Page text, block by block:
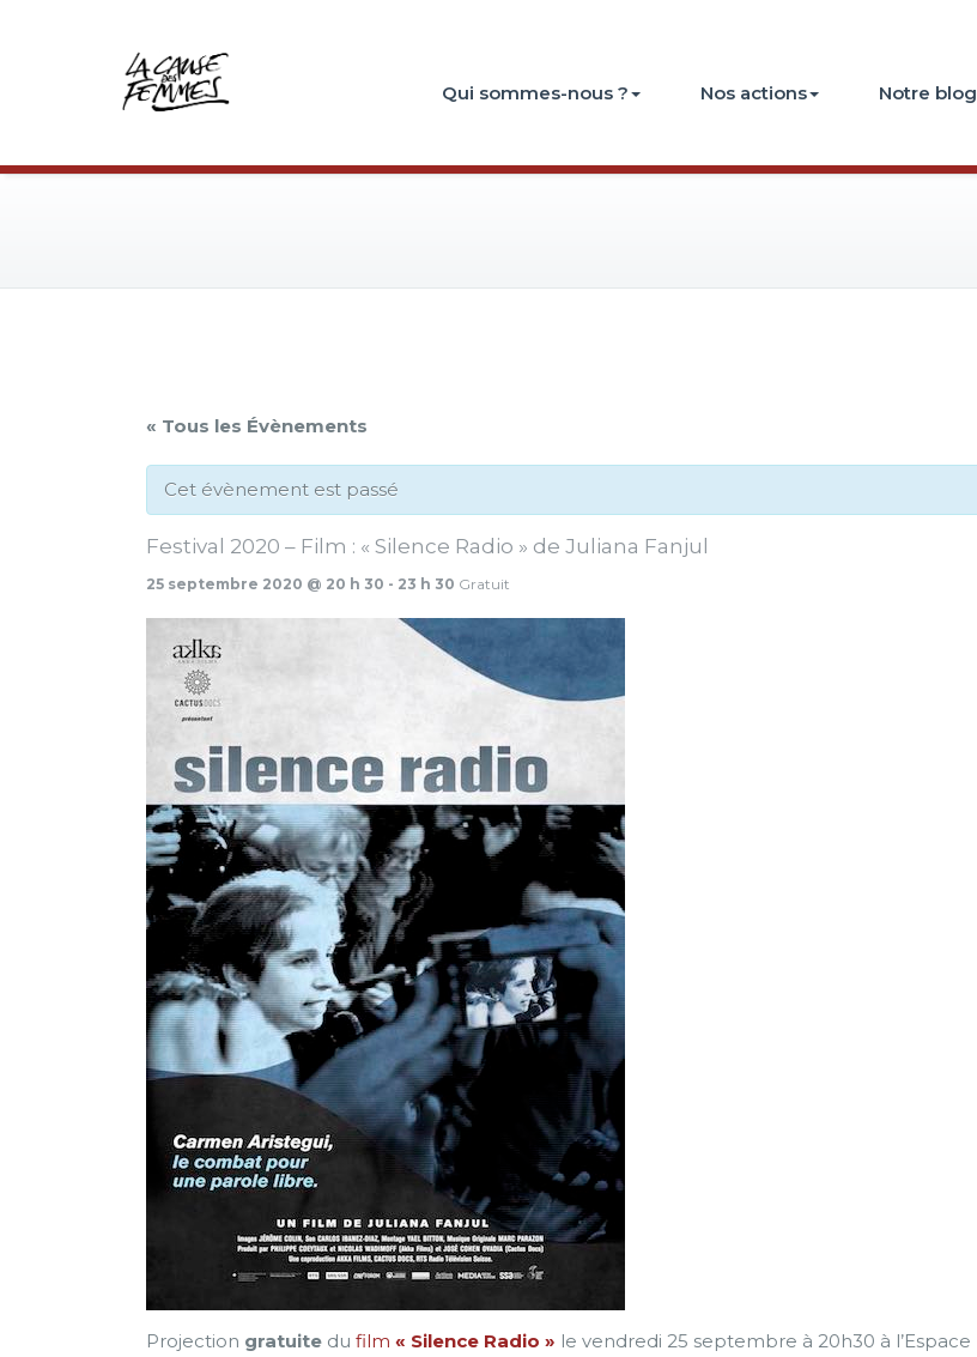
Qui sommes-nous ? Nos actions Notre blog
« Tous les Évènements
Cet évènement est passé
Festival 2020 – Film : « Silence Radio » de Juliana Fanjul
25 septembre 2020 @ 20 h 30 - 23 h 30 Gratuit
Projection gratuite du film « Silence Radio » le vendredi 25 septembre à 20h30 à l’Espace